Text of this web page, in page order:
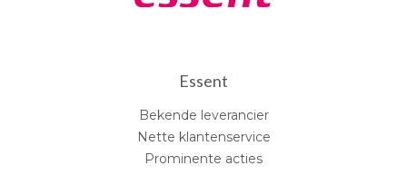
Essent
Bekende leverancier
Nette klantenservice
Prominente acties